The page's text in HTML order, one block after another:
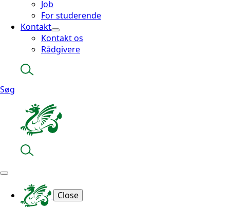
Job
For studerende
Kontakt
Kontakt os
Rådgivere
Søg
Close